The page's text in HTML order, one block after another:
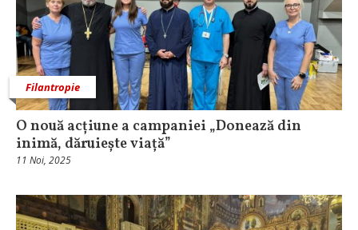
Filantropie
O nouă acțiune a campaniei „Donează din
inimă, dăruiește viață”
11 Noi, 2025